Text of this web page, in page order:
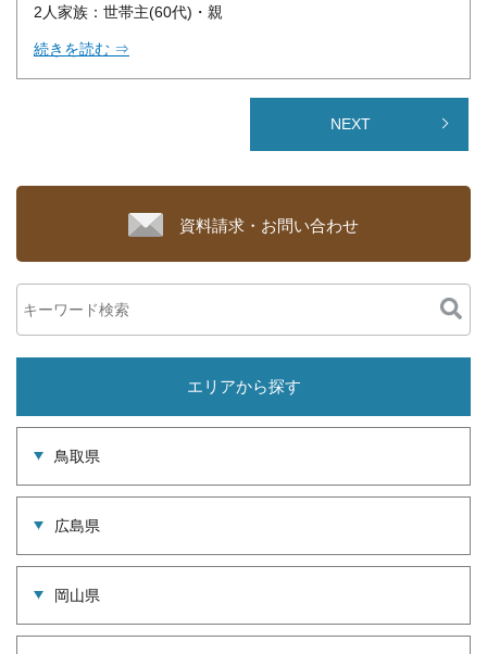
2人家族：世帯主(60代)・親
続きを読む ⇒
NEXT
資料請求・お問い合わせ
エリアから探す
鳥取県
広島県
岡山県